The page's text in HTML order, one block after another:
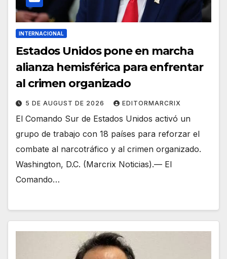
INTERNACIONAL
Estados Unidos pone en marcha
alianza hemisférica para enfrentar
al crimen organizado
5 DE AUGUST DE 2026 EDITORMARCRIX
El Comando Sur de Estados Unidos activó un
grupo de trabajo con 18 países para reforzar el
combate al narcotráfico y al crimen organizado.
Washington, D.C. (Marcrix Noticias).— El
Comando…